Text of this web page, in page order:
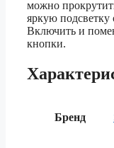
можно
яркую
Включить и
кнопки.
Бренд